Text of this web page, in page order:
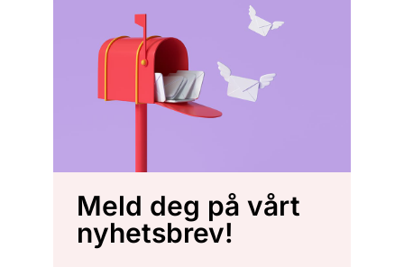
Meld deg på vårt
nyhetsbrev!